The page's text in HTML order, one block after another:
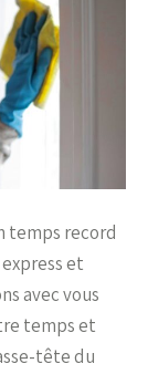
temps record
et
avec vous
temps et
tête du